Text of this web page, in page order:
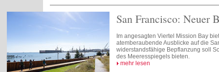
San Francisco: Neuer
Im angesagten Viertel Mission Bay
atemberaubende Ausblicke auf die
widerstandsfähige Bepflanzung soll
des Meeresspiegels bieten.
mehr lesen